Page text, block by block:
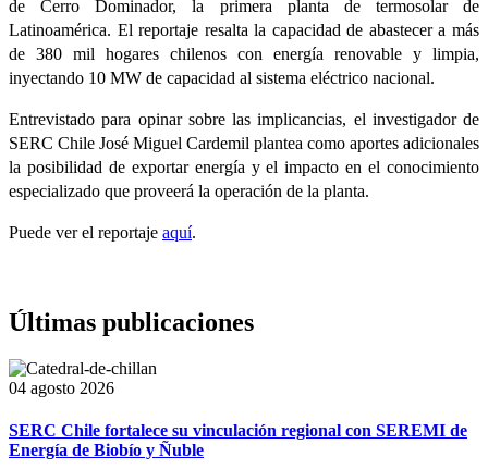
de Cerro Dominador, la primera planta de termosolar de
Latinoamérica. El reportaje resalta la capacidad de abastecer a más
de 380 mil hogares chilenos con energía renovable y limpia,
inyectando 10 MW de capacidad al sistema eléctrico nacional.
Entrevistado para opinar sobre las implicancias, el investigador de
SERC Chile José Miguel Cardemil plantea como aportes adicionales
la posibilidad de exportar energía y el impacto en el conocimiento
especializado que proveerá la operación de la planta.
Puede ver el reportaje aquí.
Últimas publicaciones
04 agosto 2026
SERC Chile fortalece su vinculación regional con SEREMI de
Energía de Biobío y Ñuble